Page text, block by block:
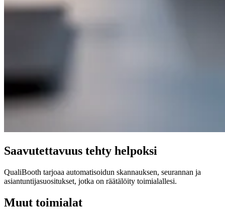
Saavutettavuus tehty helpoksi
QualiBooth tarjoaa automatisoidun skannauksen, seurannan ja
asiantuntijasuositukset, jotka on räätälöity toimialallesi.
Muut toimialat